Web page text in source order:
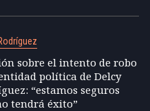
sobre el intento de robo
política de Delcy
“estamos seguros
tendrá éxito”